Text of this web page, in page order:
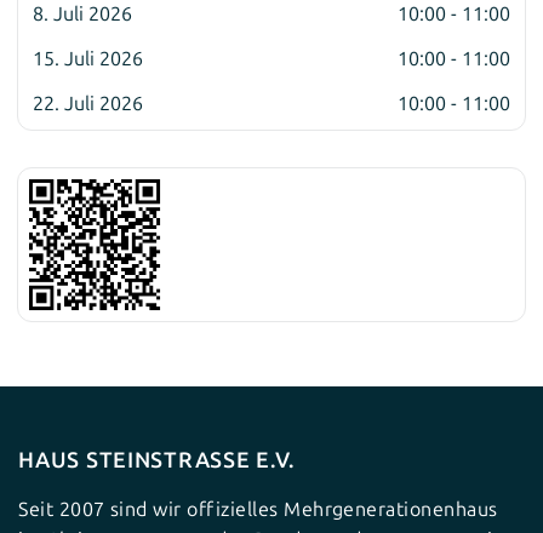
8. Juli 2026
10:00 - 11:00
15. Juli 2026
10:00 - 11:00
22. Juli 2026
10:00 - 11:00
HAUS STEINSTRASSE E.V.
Seit 2007 sind wir offizielles Mehrgenerationenhaus